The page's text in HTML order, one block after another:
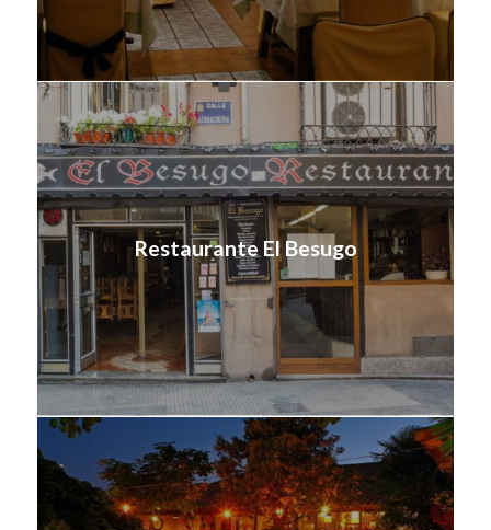
Restaurante El Besugo